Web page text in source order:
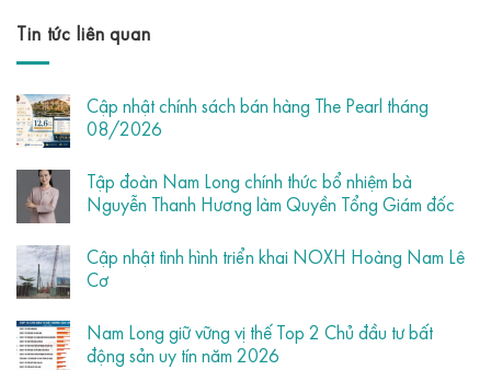
Tin tức liên quan
Cập nhật chính sách bán hàng The Pearl tháng
08/2026
Tập đoàn Nam Long chính thức bổ nhiệm bà
Nguyễn Thanh Hương làm Quyền Tổng Giám đốc
Cập nhật tình hình triển khai NOXH Hoàng Nam Lê
Cơ
Nam Long giữ vững vị thế Top 2 Chủ đầu tư bất
động sản uy tín năm 2026